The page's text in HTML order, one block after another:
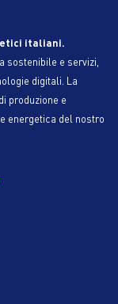
italiani.
sostenibile e servizi,
digitali. La
produzione e
energetica del nostro